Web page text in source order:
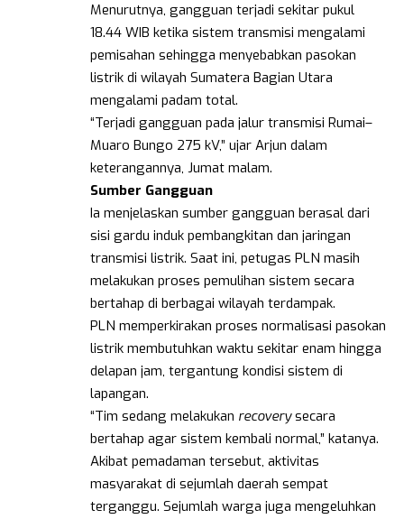
Menurutnya, gangguan terjadi sekitar pukul
18.44 WIB ketika sistem transmisi mengalami
pemisahan sehingga menyebabkan pasokan
listrik di wilayah Sumatera Bagian Utara
mengalami padam total.
“Terjadi gangguan pada jalur transmisi Rumai–
Muaro Bungo 275 kV,” ujar Arjun dalam
keterangannya, Jumat malam.
Sumber Gangguan
Ia menjelaskan sumber gangguan berasal dari
sisi gardu induk pembangkitan dan jaringan
transmisi listrik. Saat ini, petugas PLN masih
melakukan proses pemulihan sistem secara
bertahap di berbagai wilayah terdampak.
PLN memperkirakan proses normalisasi pasokan
listrik membutuhkan waktu sekitar enam hingga
delapan jam, tergantung kondisi sistem di
lapangan.
“Tim sedang melakukan recoverysecara
bertahap agar sistem kembali normal,” katanya.
Akibat pemadaman tersebut, aktivitas
masyarakat di sejumlah daerah sempat
terganggu. Sejumlah warga juga mengeluhkan